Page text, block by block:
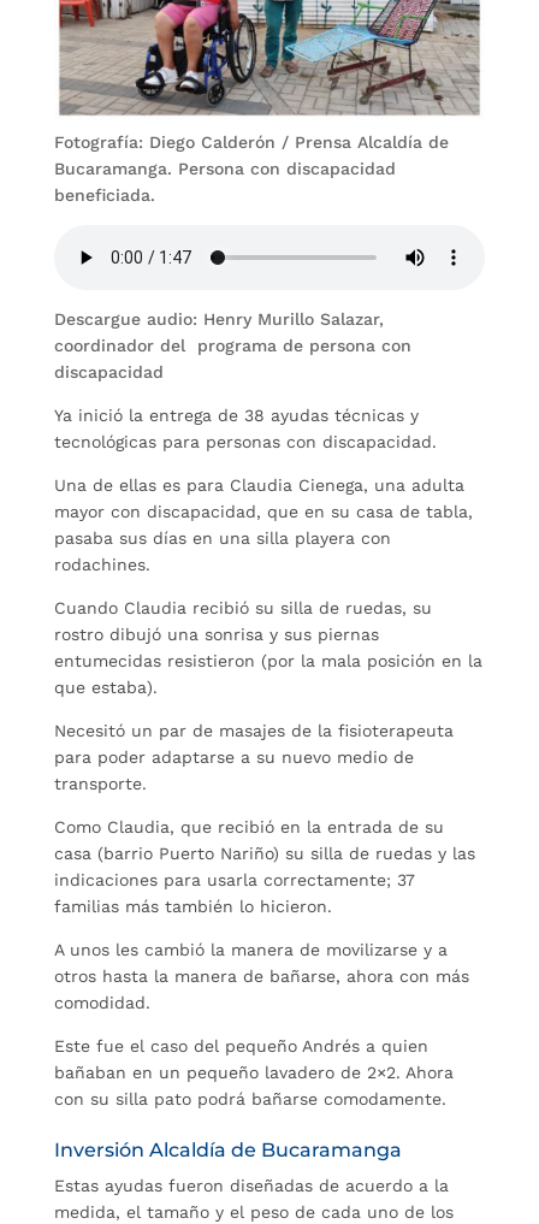
Fotografía: Diego Calderón / Prensa Alcaldía de
Bucaramanga. Persona con discapacidad
beneficiada.
Descargue audio: Henry Murillo Salazar,
coordinador del programa de persona con
discapacidad
Ya inició la entrega de 38 ayudas técnicas y
tecnológicas para personas con discapacidad.
Una de ellas es para Claudia Cienega, una adulta
mayor con discapacidad, que en su casa de tabla,
pasaba sus días en una silla playera con
rodachines.
Cuando Claudia recibió su silla de ruedas, su
rostro dibujó una sonrisa y sus piernas
entumecidas resistieron (por la mala posición en la
que estaba).
Necesitó un par de masajes de la fisioterapeuta
para poder adaptarse a su nuevo medio de
transporte.
Como Claudia, que recibió en la entrada de su
casa (barrio Puerto Nariño) su silla de ruedas y las
indicaciones para usarla correctamente; 37
familias más también lo hicieron.
A unos les cambió la manera de movilizarse y a
otros hasta la manera de bañarse, ahora con más
comodidad.
Este fue el caso del pequeño Andrés a quien
bañaban en un pequeño lavadero de 2×2. Ahora
con su silla pato podrá bañarse comodamente.
Inversión Alcaldía de Bucaramanga
Estas ayudas fueron diseñadas de acuerdo a la
medida, el tamaño y el peso de cada uno de los